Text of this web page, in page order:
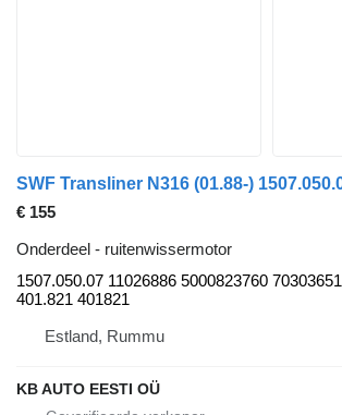
€ 155
Onderdeel - ruitenwissermotor
1507.050.07 11026886 5000823760 70303651
401.821 401821
Estland, Rummu
KB AUTO EESTI OÜ